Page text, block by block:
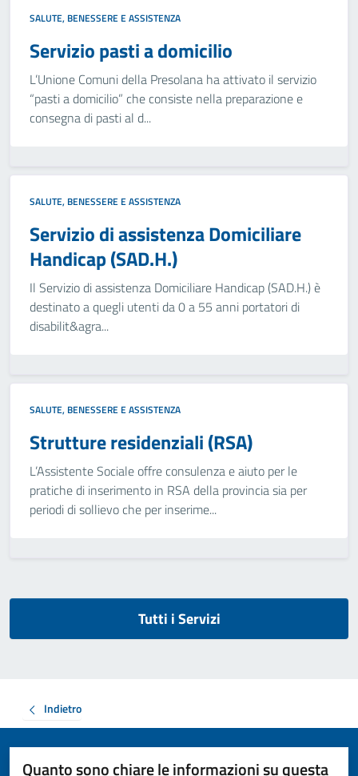
SALUTE, BENESSERE E ASSISTENZA
Servizio pasti a domicilio
L’Unione Comuni della Presolana ha attivato il servizio
“pasti a domicilio” che consiste nella preparazione e
consegna di pasti al d...
SALUTE, BENESSERE E ASSISTENZA
Servizio di assistenza Domiciliare
Handicap (SAD.H.)
Il Servizio di assistenza Domiciliare Handicap (SAD.H.) è
destinato a quegli utenti da 0 a 55 anni portatori di
disabilit&agra...
SALUTE, BENESSERE E ASSISTENZA
Strutture residenziali (RSA)
L’Assistente Sociale offre consulenza e aiuto per le
pratiche di inserimento in RSA della provincia sia per
periodi di sollievo che per inserime...
Tutti i Servizi
Indietro
Quanto sono chiare le informazioni su questa